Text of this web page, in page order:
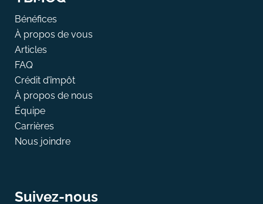
Bénéfices
À propos de vous
Articles
FAQ
Crédit d’împôt
À propos de nous
Équipe
Carrières
Nous joindre
Suivez-nous